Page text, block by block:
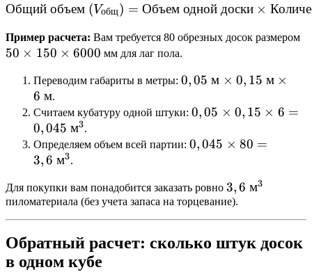
\text{Общий объем }
Общий объем (Vобщ) = Объем одной доски ×
Пример расчета: Вам требуется 80 обрезных досок размером
50 × 150 × 6000 мм для лаг пола.
Переводим габариты в метры: 0,05
м}
0,15
\times
6
\text{
м}
0,05 м × 0, 15 м ×
6 м.
Считаем кубатуру одной штуки: 0,05
0,15
0,045
\text{
м}^3
0,05 × 0, 15 × 6 =
0,045 м3.
Определяем объем всей партии: 0,045
3,6
\text{
м}^3
0,045 × 80 =
3,6 м3.
Для покупки вам понадобится заказать ровно 3,6
\text{
м}^3
3,6 м3
пиломатериала (без учета запаса на торцевание).
Обратный расчет: сколько штук досок
в одном кубе